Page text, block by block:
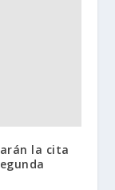
la cita